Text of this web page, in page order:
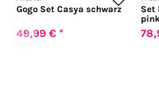
‹
Gogo Set Casya schwarz
49,99 € *
Set
pink